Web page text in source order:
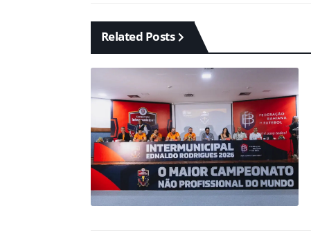
Related Posts